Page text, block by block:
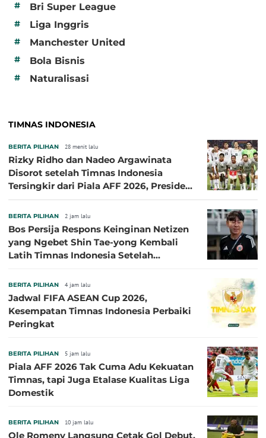
# Bri Super League
# Liga Inggris
# Manchester United
# Bola Bisnis
# Naturalisasi
TIMNAS INDONESIA
BERITA PILIHAN 28 menit lalu
Rizky Ridho dan Nadeo Argawinata
Disorot setelah Timnas Indonesia
Tersingkir dari Piala AFF 2026, Presiden
BERITA PILIHAN 2 jam lalu
Bos Persija Respons Keinginan Netizen
yang Ngebet Shin Tae-yong Kembali
Latih Timnas Indonesia Setelah
BERITA PILIHAN 4 jam lalu
Jadwal FIFA ASEAN Cup 2026,
Kesempatan Timnas Indonesia Perbaiki
Peringkat
BERITA PILIHAN 5 jam lalu
Piala AFF 2026 Tak Cuma Adu Kekuatan
Timnas, tapi Juga Etalase Kualitas Liga
Domestik
BERITA PILIHAN 10 jam lalu
Ole Romeny Langsung Cetak Gol Debut,